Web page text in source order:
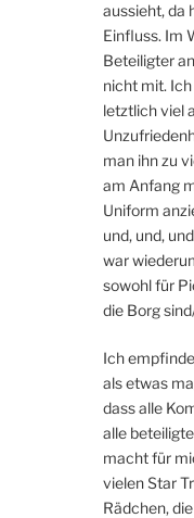
aussieht, da
Einfluss. Im
Beteiligter
nicht mit.
letztlich viel
man ihn zu
am Anfang
Uniform
und, und,
war
sowohl für
die Borg
Ich
als etwas
dass alle
alle
macht für
vielen Star
Rädchen,